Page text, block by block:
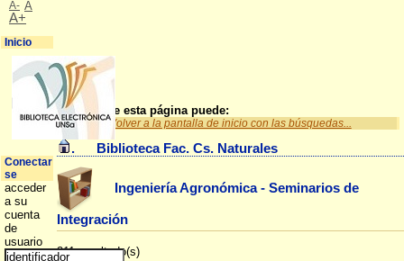
A partir de esta página puede:
Volver a la pantalla de inicio con las búsquedas...
. Biblioteca Fac. Cs. Naturales
Ingeniería Agronómica - Seminarios de
Integración
211 resultado(s)
A- A
A+
Inicio
Conectar
se
acceder
a su
cuenta
de
usuario